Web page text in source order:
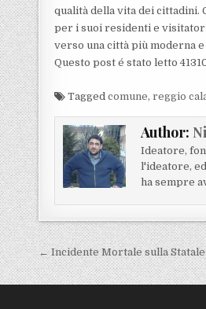
qualità della vita dei cittadini.
per i suoi residenti e
verso una città più moderna
Questo post é stato letto
Taggedcomune,reggio
Author:
Ideatore,
l'ideatore,
ha sempre
Navigazione
← Incidente Mortale sulla